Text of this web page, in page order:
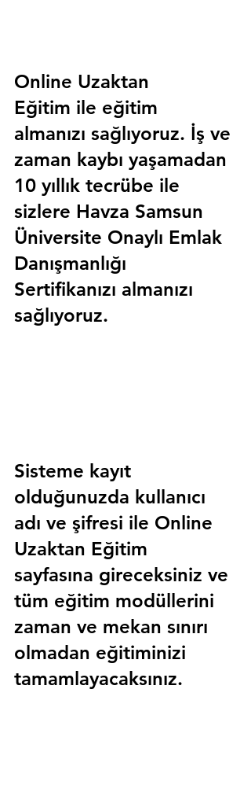
Online Uzaktan
Eğitim ile eğitim
almanızı sağlıyoruz. İş ve
zaman kaybı yaşamadan
10 yıllık tecrübe ile
sizlere Havza Samsun
Üniversite Onaylı Emlak
Danışmanlığı
Sertifikanızı almanızı
sağlıyoruz.
Sisteme kayıt
olduğunuzda kullanıcı
adı ve şifresi ile Online
Uzaktan Eğitim
sayfasına gireceksiniz ve
tüm eğitim modüllerini
zaman ve mekan sınırı
olmadan eğitiminizi
tamamlayacaksınız.